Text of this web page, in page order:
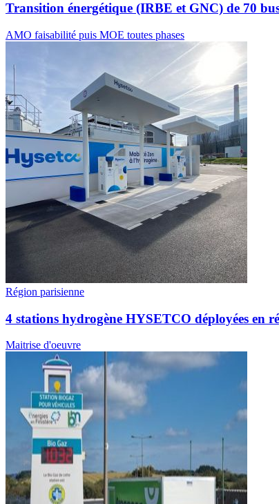
Transition énergétique (IRBE et GNC) de 70
AMO faisabilité puis MOE toutes phases
Région parisienne
4 stations hydrogène HYSETCO déployées en
Maitrise d'oeuvre